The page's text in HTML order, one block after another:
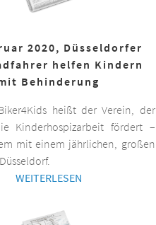
2020, Düsseldorfer
helfen Kindern
Behinderung
heißt der Verein, der
Kinderhospizarbeit fördert –
mit einem jährlichen, großen
WEITERLESEN